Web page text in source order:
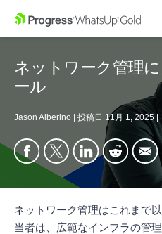
ネットワーク管理
ール
Jason Alberino 投稿日 11月 1, 2025 |
ネットワーク管理はこれまで
当者は、広範なインフラの管